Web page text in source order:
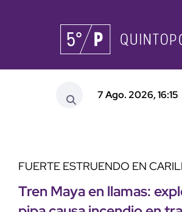
7 Ago. 2026, 16:15
FUERTE ESTRUENDO EN
Tren Maya en llamas: